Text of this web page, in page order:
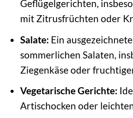
Geflügelgerichten,
mit Zitrusfrüchten oder
Salate: Ein
sommerlichen Salaten,
Ziegenkäse oder
Vegetarische Gerichte:
Artischocken oder